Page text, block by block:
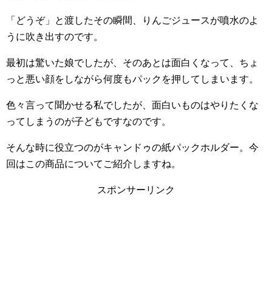
「どうぞ」と渡したその瞬間、りんごジュースが噴水のよ
うに吹き出すのです。
最初は驚いた娘でしたが、そのあとは面白くなって、ちょ
っと悪い顔をしながら何度もパックを押してしまいます。
色々言って聞かせる私でしたが、面白いものはやりたくな
ってしまうのが子どもですなのです。
そんな時に役立つのがキャンドゥの紙パックホルダー。今
回はこの商品についてご紹介しますね。
スポンサーリンク